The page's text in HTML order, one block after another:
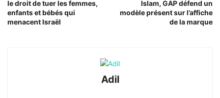
le droit de tuer les femmes,
enfants et bébés qui
menacent Israël
Islam, GAP défend un
modèle présent sur l’affiche
de la marque
Adil